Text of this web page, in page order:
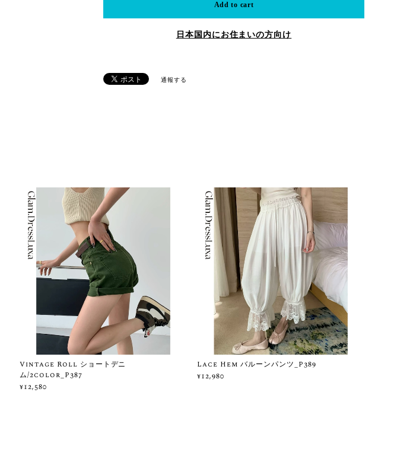
Add to cart
日本国内にお住まいの方向け
通報する
Vintage Roll ショートデニ
ム/2color_P387
¥12,580
Lace Hem バルーンパンツ_P389
¥12,980